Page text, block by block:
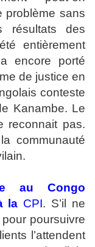
problème sans
résultats des
entièrement
encore porté
de justice en
conteste
Kanambe. Le
reconnait pas.
communauté
au Congo
la CPI. S’il ne
poursuivre
l’attendent